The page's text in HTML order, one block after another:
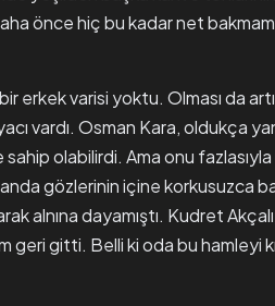
önce hiç bu kadar net
erkek varisi yoktu. Olması da
vardı. Osman Kara, oldukça
sahip olabilirdi. Ama onu
gözlerinin içine korkusuzca
alnına dayamıştı. Kudret
geri gitti. Belli ki oda bu hamleyi